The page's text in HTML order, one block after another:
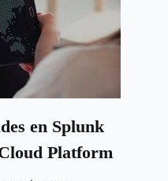
en Splunk
Platform